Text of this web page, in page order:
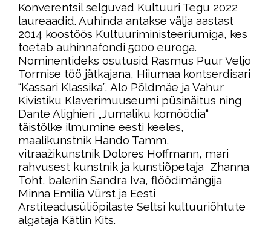
Konverentsil selguvad Kultuuri Tegu 2022
laureaadid. Auhinda antakse välja aastast
2014 koostöös Kultuuriministeeriumiga, kes
toetab auhinnafondi 5000 euroga.
Nominentideks osutusid Rasmus Puur Veljo
Tormise töö jätkajana, Hiiumaa kontserdisari
“Kassari Klassika”, Alo Põldmäe ja Vahur
Kivistiku Klaverimuuseumi püsinäitus ning
Dante Alighieri „Jumaliku komöödia“
täistõlke ilmumine eesti keeles,
maalikunstnik Hando Tamm,
vitraažikunstnik Dolores Hoffmann, mari
rahvusest kunstnik ja kunstiõpetaja Zhanna
Toht, baleriin Sandra Iva, flöödimängija
Minna Emilia Vürst ja Eesti
Arstiteadusüliõpilaste Seltsi kultuuriõhtute
algataja Kätlin Kits.